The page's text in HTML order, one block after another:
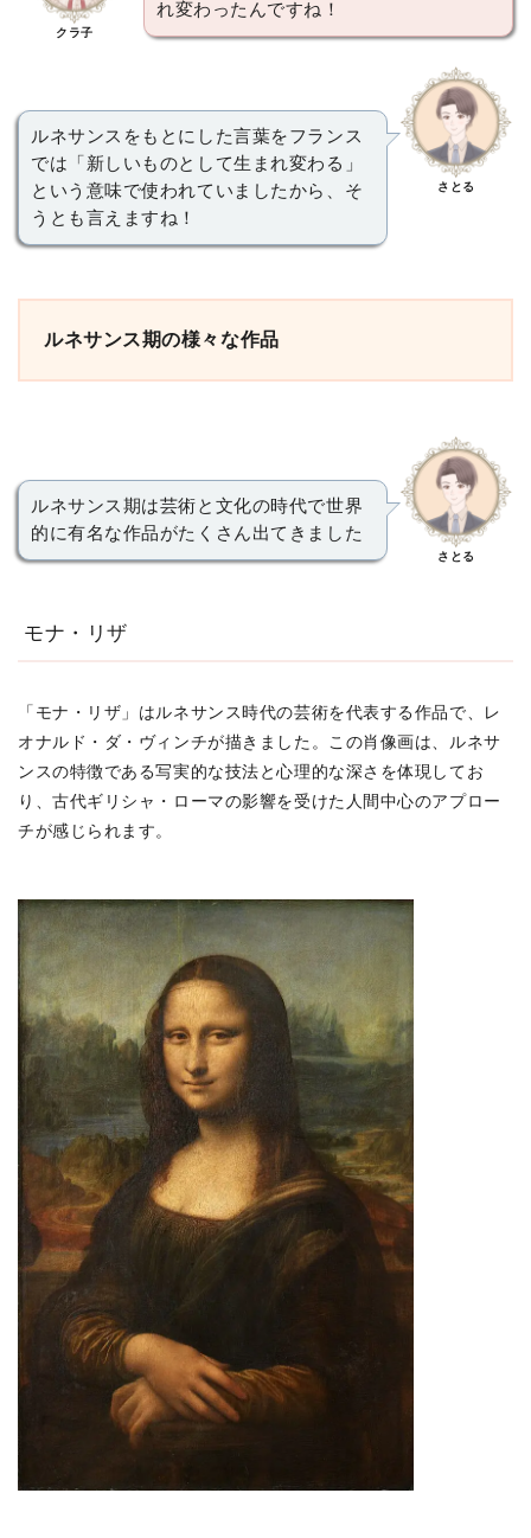
クラ子
れ変わったんですね！
ルネサンスをもとにした言葉をフランス
では「新しいものとして生まれ変わる」
という意味で使われていましたから、そ
うとも言えますね！
さとる
ルネサンス期の様々な作品
ルネサンス期は芸術と文化の時代で世界
的に有名な作品がたくさん出てきました
さとる
モナ・リザ
「モナ・リザ」はルネサンス時代の芸術を代表する作品で、レ
オナルド・ダ・ヴィンチが描きました。この肖像画は、ルネサ
ンスの特徴である写実的な技法と心理的な深さを体現してお
り、古代ギリシャ・ローマの影響を受けた人間中心のアプロー
チが感じられます。